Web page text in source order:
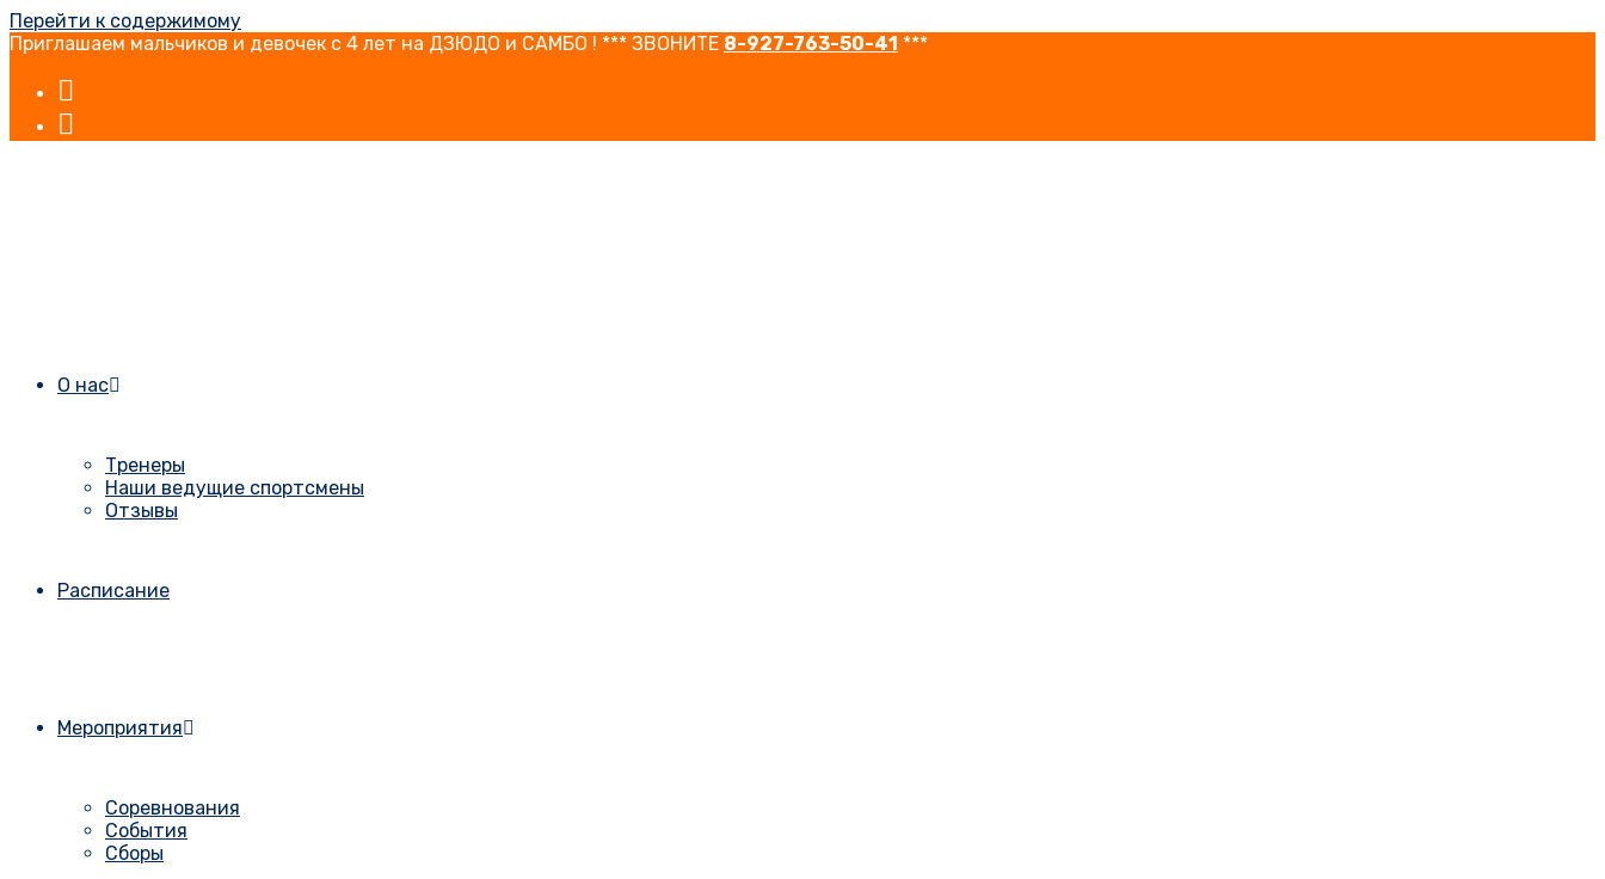
Перейти к содержимому
Приглашаем мальчиков и девочек с 4 лет на ДЗЮДО и САМБО ! *** ЗВОНИТЕ 8-927-763-50-41 ***
О нас
Тренеры
Наши ведущие спортсмены
Отзывы
Расписание
Мероприятия
Соревнования
События
Сборы